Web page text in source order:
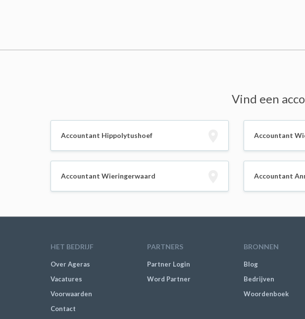
Vind een
Accountant Hippolytushoef Accountant
Accountant Wieringerwaard Accountant
HET BEDRIJF
Over Ageras
Vacatures
Voorwaarden
Contact
PARTNERS
Partner Login
Word Partner
BRONNEN
Blog
Bedrijven
Woordenboek